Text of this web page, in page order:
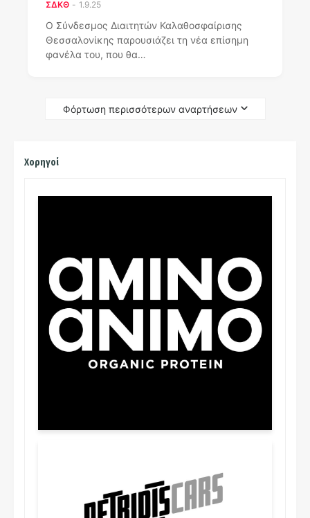
ΣΔΚΘ - 1.9.25
Ο Σύνδεσμος Διαιτητών Καλαθοσφαίρισης
Θεσσαλονίκης παρουσιάζει τη νέα επίσημη
φανέλα του, που θα…
Φόρτωση περισσότερων αναρτήσεων
Χορηγοί